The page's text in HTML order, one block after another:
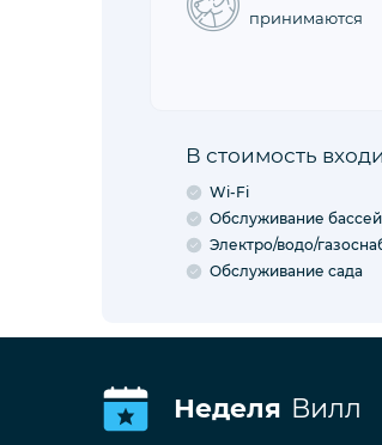
принимаются
В стоимость
Wi-Fi
Обслуживание
Электро/водо/
Обслуживание сада
Неделя Вилл